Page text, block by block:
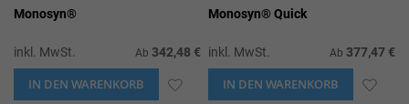
Monosyn®
inkl. MwSt. Ab 342,48 €
IN DEN WARENKORB ZUR
Monosyn® Quick
inkl. MwSt. Ab 377,47 €
IN DEN WARENKORB ZUR